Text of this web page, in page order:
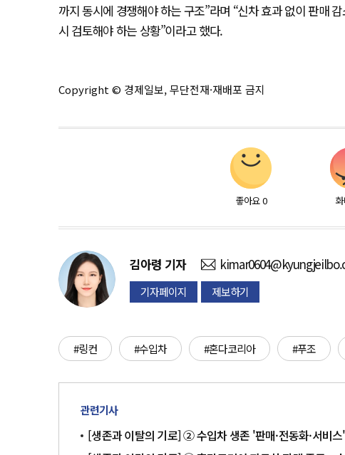
까지 동시에 경쟁해야 하는 구조”라며 “신차 효과 없이 판매
시 검토해야 하는 상황”이라고 했다.
Copyright © 경제일보, 무단전재·재배포 금지
좋아요 0
김아령 기자
기자페이지 제보하기
#링컨 #수입차 #혼다코리아 #푸조
관련기사
[생존과 이탈의 기로] ② 수입차 생존 '판매·전동화·서비